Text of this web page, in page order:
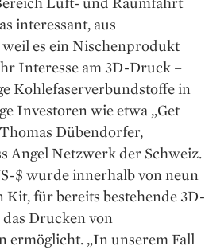
interessant, aus
es ein Nischenprodukt
Interesse am 3D-Druck –
Kohlefaserverbundstoffe in
Investoren wie etwa „Get
Dübendorfer,
Angel Netzwerk der Schweiz.
$ wurde innerhalb von neun
für bereits bestehende 3D-
Drucken von
ermöglicht. „In unserem Fall